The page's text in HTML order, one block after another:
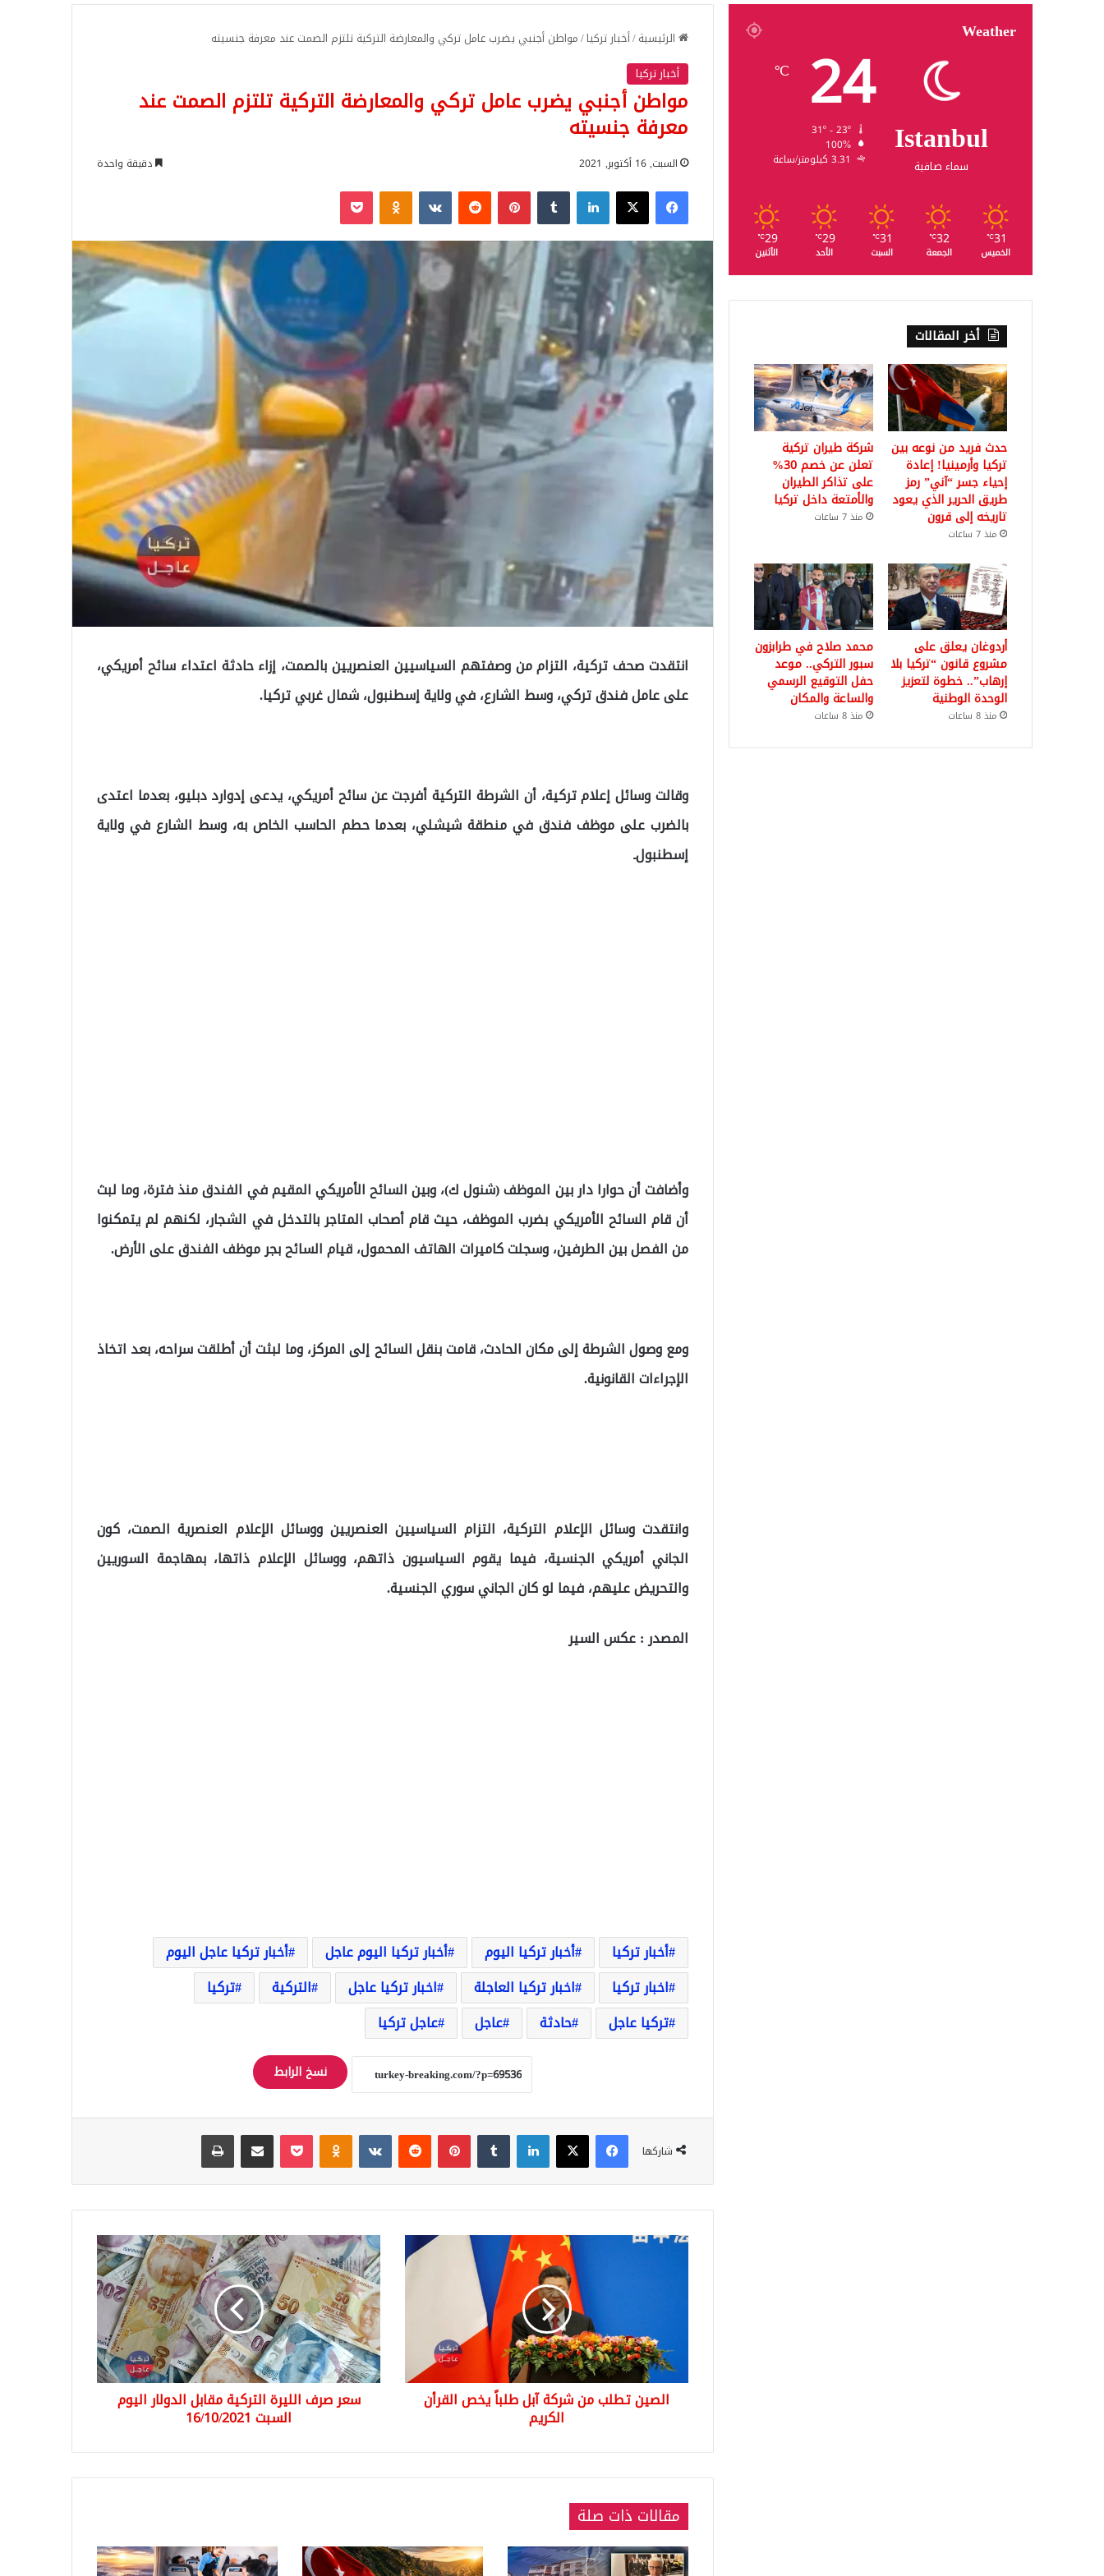
الرئيسية/أخبار تركيا/مواطن أجنبي يضرب عامل تركي والمعارضة التركية تلتزم الصمت عند معرفة جنسيته
أخبار تركيا
مواطن أجنبي يضرب عامل تركي والمعارضة التركية تلتزم الصمت عند
معرفة جنسيته
السبت, 16 أكتوبر, 2021 دقيقة واحدة
فيسبوك‫X لينكدإن بينتيريست Odnoklassniki
‫Pocket
انتقدت صحف تركية، التزام من وصفتهم السياسيين العنصريين بالصمت، إزاء حادثة اعتداء سائح أمريكي،
على عامل فندق تركي، وسط الشارع، في ولاية إسطنبول، شمال غربي تركيا.
وقالت وسائل إعلام تركية، أن الشرطة التركية أفرجت عن سائح أمريكي، يدعى إدوارد دبليو، بعدما اعتدى
بالضرب على موظف فندق في منطقة شيشلي، بعدما حطم الحاسب الخاص به، وسط الشارع في ولاية
إسطنبول۔
وأضافت أن حوارا دار بين الموظف (شنول ك)، وبين السائح الأمريكي المقيم في الفندق منذ فترة، وما لبث
أن قام السائح الأمريكي بضرب الموظف، حيث قام أصحاب المتاجر بالتدخل في الشجار، لكنهم لم يتمكنوا
من الفصل بين الطرفين، وسجلت كاميرات الهاتف المحمول، قيام السائح بجر موظف الفندق على الأرض.
ومع وصول الشرطة إلى مكان الحادث، قامت بنقل السائح إلى المركز، وما لبثت أن أطلقت سراحه، بعد اتخاذ
الإجراءات القانونية.
وانتقدت وسائل الإعلام التركية، التزام السياسيين العنصريين ووسائل الإعلام العنصرية الصمت، کون
الجاني أمريكي الجنسية، فيما يقوم السياسيون ذاتهم، ووسائل الإعلام ذاتها، بمهاجمة السوريين
والتحريض عليهم، فيما لو كان الجاني سوري الجنسية.
المصدر : عكس السير
أخبار تركيا أخبار تركيا اليوم أخبار تركيا اليوم عاجل
أخبار تركيا عاجل اليوم
اخبار تركيا
اخبار تركيا العاجلة اخبار تركيا عاجل التركية
تركيا
تركيا عاجل
حادثة عاجل عاجل تركيا
نسخ الرابط
شاركها
فيسبوك‫X لينكدإن بينتيريست Odnoklassniki
‫Pocket مشاركة عبر البريد طباعة
الصين
يخص
القرأن
الكريم
الصين تطلب من شركة آبل طلباً يخص القرأن
الكريم
سعر
صرف
الليرة
التركية
مقابل
الدولار
اليوم
السبت
16/10/2021
سعر صرف الليرة التركية مقابل الدولار اليوم
السبت 16/10/2021
مقالات ذات صلة
Weather
Istanbul
سماء صافية
24
℃
100%
3.31 كيلومتر/ساعة
31
℃
الخميس
32
℃
الجمعة
31
℃
السبت
29
℃
الأحد
29
℃
الأثنين
أخر المقالات
حدث فريد من نوعه بين
تركيا وأرمينيا! إعادة
إحياء جسر “آني” رمز
طريق الحرير الذي يعود
تاريخه إلى قرون
منذ 7 ساعات
شركة طيران تركية
تعلن عن خصم 30%
على تذاكر الطيران
والأمتعة داخل تركيا
منذ 7 ساعات
أردوغان يعلق على
مشروع قانون “تركيا بلا
إرهاب”.. خطوة لتعزيز
الوحدة الوطنية
منذ 8 ساعات
محمد صلاح في طرابزون
سبور التركي.. موعد
حفل التوقيع الرسمي
والساعة والمكان
منذ 8 ساعات